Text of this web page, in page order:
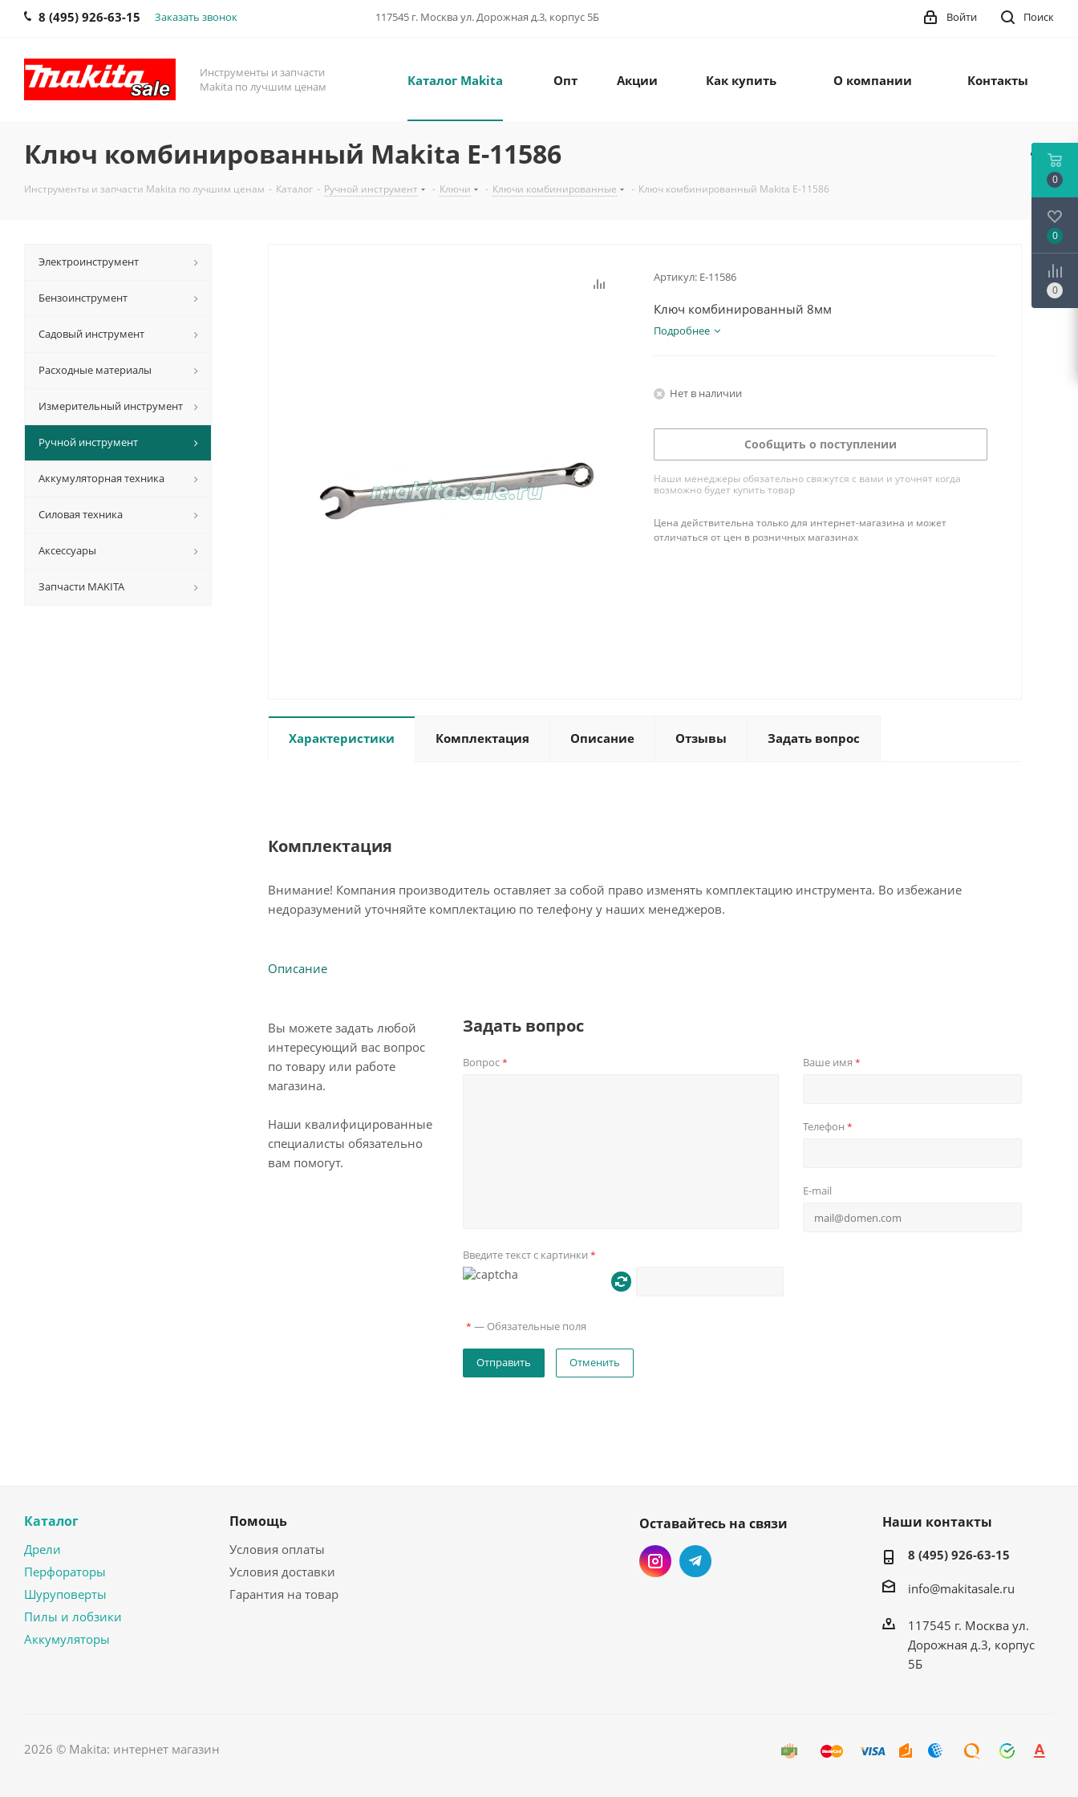
8 (495) 926-63-15 Заказать звонок 117545 г. Москва ул. Дорожная д.3, корпус 5Б Поиск
Войти
Инструменты и запчасти
Makita по лучшим ценам
Каталог Makita Опт Акции Как купить О компании Контакты
Ключ комбинированный Makita E-11586
Инструменты и запчасти Makita по лучшим ценам - Каталог - Ручной инструмент - Ключи - Ключи комбинированные - Ключ комбинированный Makita E-11586
Артикул: E-11586
Ключ комбинированный 8мм
Подробнее
Нет в наличии
Сообщить о поступлении
Наши менеджеры обязательно свяжутся с вами и уточнят когда
возможно будет купить товар
Цена действительна только для интернет-магазина и может
отличаться от цен в розничных магазинах
Характеристики Комплектация Описание Отзывы Задать вопрос
Комплектация
Внимание! Компания производитель оставляет за собой право изменять комплектацию инструмента. Во избежание
недоразумений уточняйте комплектацию по телефону у наших менеджеров.
Описание
Вы можете задать любой
интересующий вас вопрос
по товару или работе
магазина.
Наши квалифицированные
специалисты обязательно
вам помогут.
Задать вопрос
Вопрос* Ваше имя *
Телефон *
E-mail
Введите текст с картинки *
* — Обязательные поля
Отменить
Электроинструмент
Бензоинструмент
Садовый инструмент
Расходные материалы
Измерительный инструмент
Ручной инструмент
Аккумуляторная техника
Силовая техника
Аксессуары
Запчасти MAKITA
Каталог
Дрели
Перфораторы
Шуруповерты
Пилы и лобзики
Аккумуляторы
Помощь
Условия оплаты
Условия доставки
Гарантия на товар
Оставайтесь на связи Наши контакты
8 (495) 926-63-15
info@makitasale.ru
117545 г. Москва ул.
Дорожная д.3, корпус
5Б
2026 © Makita: интернет магазин
0
0
0